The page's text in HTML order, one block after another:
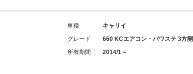
車種
キャリイ
グレード
660 KCエアコン・パワステ 3方開
所有期間
2014/1～